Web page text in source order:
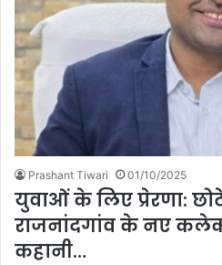
Prashant Tiwari 01/10/2025
युवाओं के लिए प्रेरणा:
राजनांदगांव के नए
कहानी…